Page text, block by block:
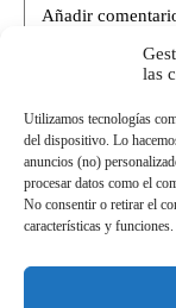
las
Utilizamos tecnologías
del dispositivo. Lo
anuncios (no)
procesar datos como el
No consentir o retirar el
características y funciones.
Añadir
Publicar el